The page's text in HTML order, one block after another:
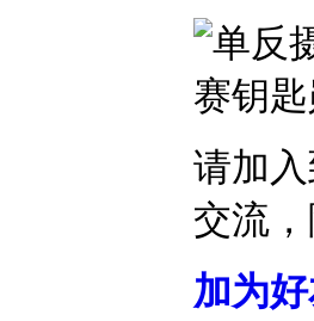
请加
交流
加为